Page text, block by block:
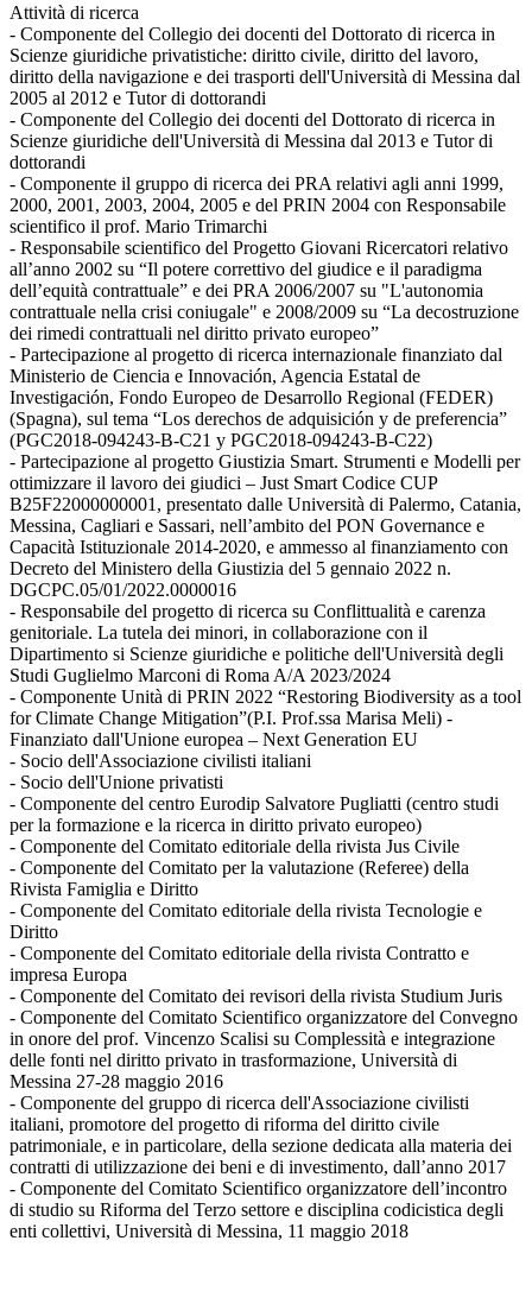
Attività di ricerca
- Componente del Collegio dei docenti del Dottorato di ricerca in
Scienze giuridiche privatistiche: diritto civile, diritto del lavoro,
diritto della navigazione e dei trasporti dell'Università di Messina dal
2005 al 2012 e Tutor di dottorandi
- Componente del Collegio dei docenti del Dottorato di ricerca in
Scienze giuridiche dell'Università di Messina dal 2013 e Tutor di
dottorandi
- Componente il gruppo di ricerca dei PRA relativi agli anni 1999,
2000, 2001, 2003, 2004, 2005 e del PRIN 2004 con Responsabile
scientifico il prof. Mario Trimarchi
- Responsabile scientifico del Progetto Giovani Ricercatori relativo
all’anno 2002 su “Il potere correttivo del giudice e il paradigma
dell’equità contrattuale” e dei PRA 2006/2007 su "L'autonomia
contrattuale nella crisi coniugale" e 2008/2009 su “La decostruzione
dei rimedi contrattuali nel diritto privato europeo”
- Partecipazione al progetto di ricerca internazionale finanziato dal
Ministerio de Ciencia e Innovación, Agencia Estatal de
Investigación, Fondo Europeo de Desarrollo Regional (FEDER)
(Spagna), sul tema “Los derechos de adquisición y de preferencia”
(PGC2018-094243-B-C21 y PGC2018-094243-B-C22)
- Partecipazione al progetto Giustizia Smart. Strumenti e Modelli per
ottimizzare il lavoro dei giudici – Just Smart Codice CUP
B25F22000000001, presentato dalle Università di Palermo, Catania,
Messina, Cagliari e Sassari, nell’ambito del PON Governance e
Capacità Istituzionale 2014-2020, e ammesso al finanziamento con
Decreto del Ministero della Giustizia del 5 gennaio 2022 n.
DGCPC.05/01/2022.0000016
- Responsabile del progetto di ricerca su Conflittualità e carenza
genitoriale. La tutela dei minori, in collaborazione con il
Dipartimento si Scienze giuridiche e politiche dell'Università degli
Studi Guglielmo Marconi di Roma A/A 2023/2024
- Componente Unità di PRIN 2022 “Restoring Biodiversity as a tool
for Climate Change Mitigation”(P.I. Prof.ssa Marisa Meli) -
Finanziato dall'Unione europea – Next Generation EU
- Socio dell'Associazione civilisti italiani
- Socio dell'Unione privatisti
- Componente del centro Eurodip Salvatore Pugliatti (centro studi
per la formazione e la ricerca in diritto privato europeo)
- Componente del Comitato editoriale della rivista Jus Civile
- Componente del Comitato per la valutazione (Referee) della
Rivista Famiglia e Diritto
- Componente del Comitato editoriale della rivista Tecnologie e
Diritto
- Componente del Comitato editoriale della rivista Contratto e
impresa Europa
- Componente del Comitato dei revisori della rivista Studium Juris
- Componente del Comitato Scientifico organizzatore del Convegno
in onore del prof. Vincenzo Scalisi su Complessità e integrazione
delle fonti nel diritto privato in trasformazione, Università di
Messina 27-28 maggio 2016
- Componente del gruppo di ricerca dell'Associazione civilisti
italiani, promotore del progetto di riforma del diritto civile
patrimoniale, e in particolare, della sezione dedicata alla materia dei
contratti di utilizzazione dei beni e di investimento, dall’anno 2017
- Componente del Comitato Scientifico organizzatore dell’incontro
di studio su Riforma del Terzo settore e disciplina codicistica degli
enti collettivi, Università di Messina, 11 maggio 2018